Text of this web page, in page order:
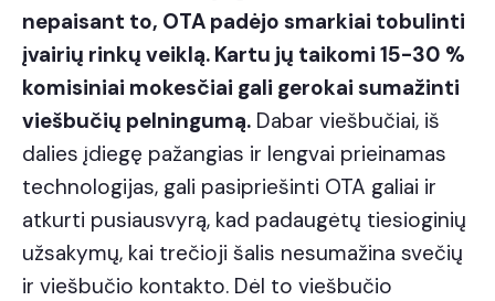
nepaisant to, OTA padėjo smarkiai tobulinti
įvairių rinkų veiklą. Kartu jų taikomi 15-30 %
komisiniai mokesčiai gali gerokai sumažinti
viešbučių pelningumą. Dabar viešbučiai, iš
dalies įdiegę pažangias ir lengvai prieinamas
technologijas, gali pasipriešinti OTA galiai ir
atkurti pusiausvyrą, kad padaugėtų tiesioginių
užsakymų, kai trečioji šalis nesumažina svečių
ir viešbučio kontakto. Dėl to viešbučio